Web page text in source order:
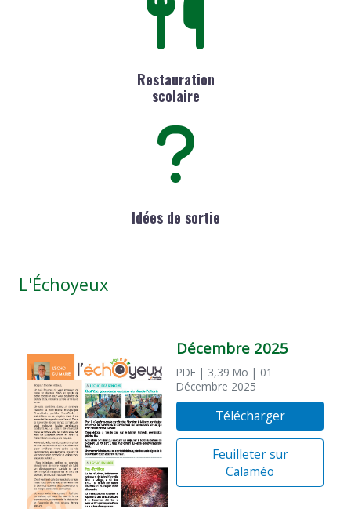
Restauration
scolaire
Idées de sortie
L'Échoyeux
Décembre 2025
PDF | 3,39 Mo | 01
Décembre 2025
Télécharger
Feuilleter sur
Calaméo